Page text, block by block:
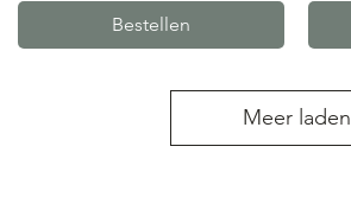
Bestellen
Meer laden